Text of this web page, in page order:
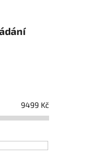
9499 Kč